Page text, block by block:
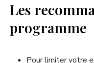
Les
programme
Pour limiter votre